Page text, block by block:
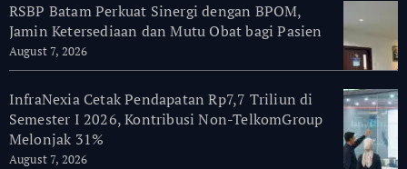
RSBP Batam Perkuat Sinergi dengan BPOM,
Jamin Ketersediaan dan Mutu Obat bagi Pasien
August 7, 2026
InfraNexia Cetak Pendapatan Rp7,7 Triliun di
Semester I 2026, Kontribusi Non-TelkomGroup
Melonjak 31%
August 7, 2026